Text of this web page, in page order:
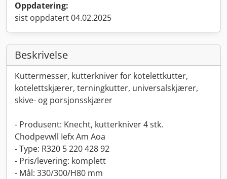
Oppdatering:
sist oppdatert 04.02.2025
Beskrivelse
Kuttermesser, kutterkniver for kotelettkutter,
kotelettskjærer, terningkutter, universalskjærer,
skive- og porsjonsskjærer
- Produsent: Knecht, kutterkniver 4 stk.
Chodpevwll Iefx Am Aoa
- Type: R320 5 220 428 92
- Pris/levering: komplett
- Mål: 330/300/H80 mm